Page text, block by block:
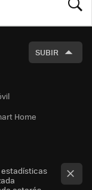
SUBIR
Home
estadísticas